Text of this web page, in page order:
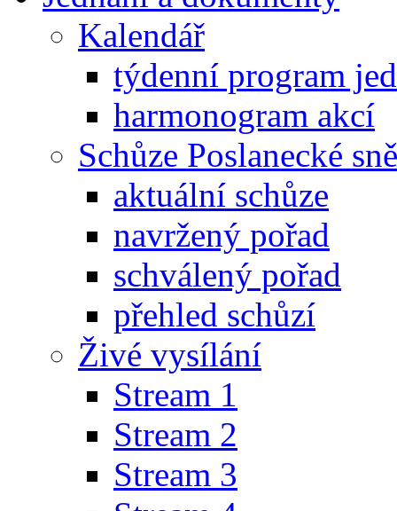
Kalendář
týdenní program
harmonogram akcí
Schůze Poslanecké
aktuální schůze
navržený pořad
schválený pořad
přehled schůzí
Živé vysílání
Stream 1
Stream 2
Stream 3